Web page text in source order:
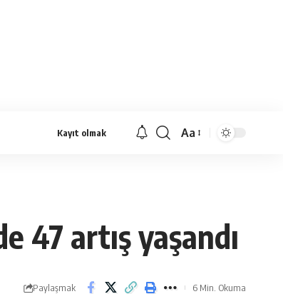
Kayıt olmak
Yazı
Aa
47 artış yaşandı
Paylaşmak 6 Min. Okuma